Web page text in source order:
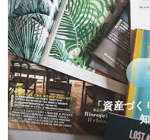
「資産づく